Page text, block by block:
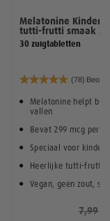
Melatonine
tutti-frutti smaak
30 zuigtabletten
Waardering:
(78)
Melatonine helpt bij
vallen
Bevat 299 mcg per
Speciaal voor
Heerlijke tutti-frutti
Vegan, geen zout,
7,99